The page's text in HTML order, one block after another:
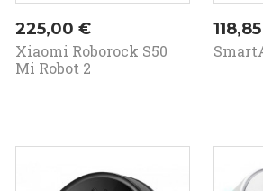
Prezzo
225,00 €
Xiaomi Roborock S50
Mi Robot 2